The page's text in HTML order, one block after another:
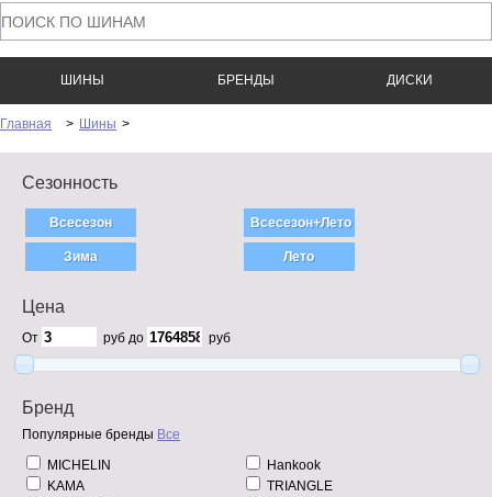
ШИНЫ БРЕНДЫ ДИСКИ
Главная > Шины >
Сезонность
Цена
От руб до руб
Бренд
Популярные бренды Все
MICHELIN
Hankook
KAMA
TRIANGLE